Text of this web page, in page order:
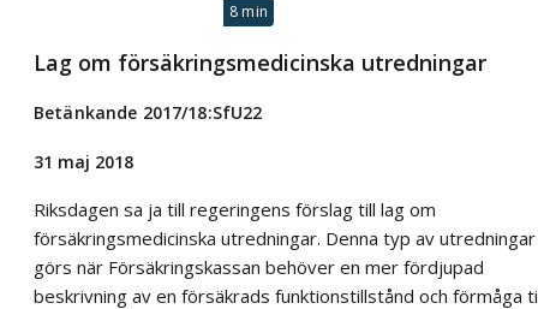
8 min
Lag om försäkringsmedicinska utredningar
Betänkande 2017/18:SfU22
31 maj 2018
Riksdagen sa ja till regeringens förslag till lag om
försäkringsmedicinska utredningar. Denna typ av utredningar
görs när Försäkringskassan behöver en mer fördjupad
beskrivning av en försäkrads funktionstillstånd och förmåga